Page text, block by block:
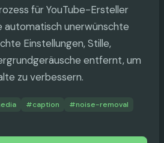
für YouTube-Ersteller
automatisch unerwünschte
Einstellungen, Stille,
entfernt, um
zu verbessern.
#caption #noise-removal